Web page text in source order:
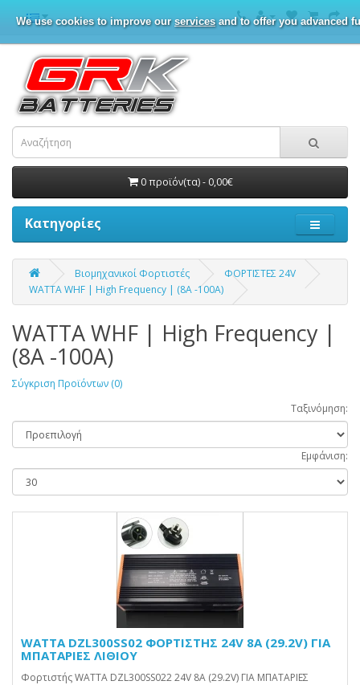
We use cookies to improve our servicesand to offer you advanced
0 προϊόν(τα) - 0,00€
Κατηγορίες
Βιομηχανικοί Φορτιστές
ΦΟΡΤΙΣΤΕΣ 24V
WATTA WHF | High Frequency | (8A -100A)
WATTA WHF | High Frequency |
(8A -100A)
Σύγκριση Προϊόντων (0)
Ταξινόμηση:
Εμφάνιση:
WATTA DZL300SS02 ΦΟΡΤΙΣΤΗΣ 24V 8A (29.2V) ΓΙΑ
ΜΠΑΤΑΡΙΕΣ ΛΙΘΙΟΥ
Φορτιστής WATTA DZL300SS022 24V 8A (29.2V) ΓΙΑ ΜΠΑΤΑΡΙΕΣ